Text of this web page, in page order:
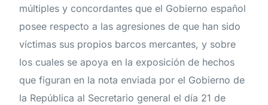
múltiples y concordantes que el Gobierno español
posee respecto a las agresiones de que han sido
víctimas sus propios barcos mercantes, y sobre
los cuales se apoya en la exposición de hechos
que figuran en la nota enviada por el Gobierno de
la República al Secretario general el día 21 de